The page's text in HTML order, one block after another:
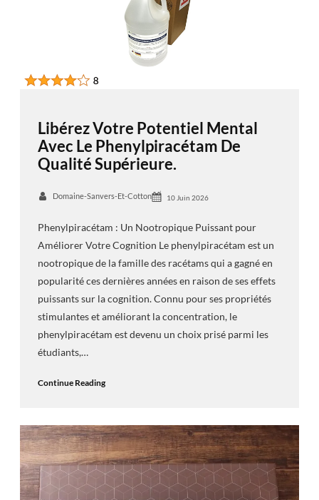
Libérez Votre Potentiel Mental
Avec Le Phenylpiracétam De
Qualité Supérieure.
Domaine-Sanvers-Et-Cotton 10 Juin 2026
Phenylpiracétam : Un Nootropique Puissant pour
Améliorer Votre Cognition Le phenylpiracétam est un
nootropique de la famille des racétams qui a gagné en
popularité ces dernières années en raison de ses effets
puissants sur la cognition. Connu pour ses propriétés
stimulantes et améliorant la concentration, le
phenylpiracétam est devenu un choix prisé parmi les
étudiants,…
Continue Reading